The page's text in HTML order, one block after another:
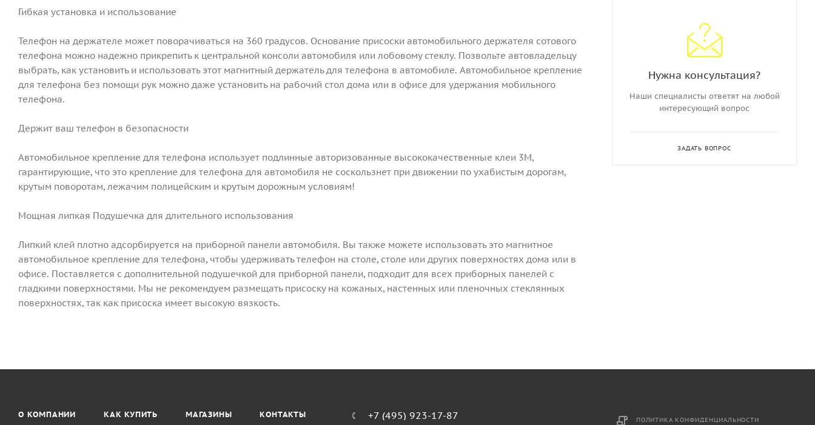
Гибкая установка и использование
Телефон на держателе может поворачиваться на 360 градусов. Основание присоски автомобильного держателя сотового
телефона можно надежно прикрепить к центральной консоли автомобиля или лобовому стеклу. Позвольте автовладельцу
выбрать, как установить и использовать этот магнитный держатель для телефона в автомобиле. Автомобильное крепление
для телефона без помощи рук можно даже установить на рабочий стол дома или в офисе для удержания мобильного
телефона.
Держит ваш телефон в безопасности
Автомобильное крепление для телефона использует подлинные авторизованные высококачественные клеи 3M,
гарантирующие, что это крепление для телефона для автомобиля не соскользнет при движении по ухабистым дорогам,
крутым поворотам, лежачим полицейским и крутым дорожным условиям!
Мощная липкая Подушечка для длительного использования
Липкий клей плотно адсорбируется на приборной панели автомобиля. Вы также можете использовать это магнитное
автомобильное крепление для телефона, чтобы удерживать телефон на столе, столе или других поверхностях дома или в
офисе. Поставляется с дополнительной подушечкой для приборной панели, подходит для всех приборных панелей с
гладкими поверхностями. Мы не рекомендуем размещать присоску на кожаных, настенных или пленочных стеклянных
поверхностях, так как присоска имеет высокую вязкость.
Нужна консультация?
Наши специалисты ответят на любой
интересующий вопрос
ЗАДАТЬ ВОПРОС
О КОМПАНИИ КАК КУПИТЬ МАГАЗИНЫ КОНТАКТЫ +7 (495) 923-17-87 ПОЛИТИКА КОНФИДЕНЦИАЛЬНОСТИ